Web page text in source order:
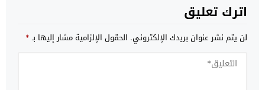
اترك تعليق
لن يتم نشر عنوان بريدك الإلكتروني. الحقول الإلزامية مشار إليها بـ*